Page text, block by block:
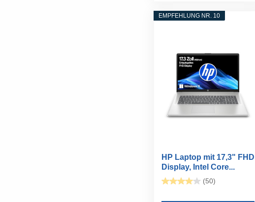
EMPFEHLUNG NR. 10
HP Laptop mit 17,3" FHD
Display, Intel Core...
(50)